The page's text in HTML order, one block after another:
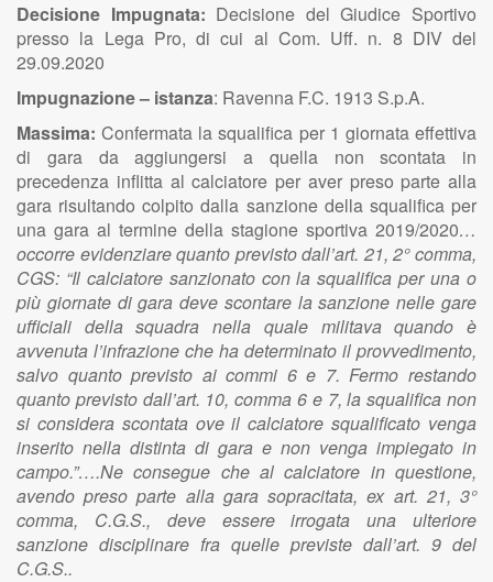
Decisione Impugnata: Decisione del Giudice Sportivo
presso la Lega Pro, di cui al Com. Uff. n. 8 DIV del
29.09.2020
Impugnazione – istanza: Ravenna F.C. 1913 S.p.A.
Massima:Confermata la squalifica per 1 giornata effettiva
di gara da aggiungersi a quella non scontata in
precedenza inflitta al calciatore per aver preso parte alla
gara risultando colpito dalla sanzione della squalifica per
una gara al termine della stagione sportiva 2019/2020…
occorre evidenziare quanto previsto dall’art. 21, 2° comma,
CGS: “Il calciatore sanzionato con la squalifica per una o
più giornate di gara deve scontare la sanzione nelle gare
ufficiali della squadra nella quale militava quando è
avvenuta l’infrazione che ha determinato il provvedimento,
salvo quanto previsto ai commi 6 e 7. Fermo restando
quanto previsto dall’art. 10, comma 6 e 7, la squalifica non
si considera scontata ove il calciatore squalificato venga
inserito nella distinta di gara e non venga impiegato in
campo.”….Ne consegue che al calciatore in questione,
avendo preso parte alla gara sopracitata, ex art. 21, 3°
comma, C.G.S., deve essere irrogata una ulteriore
sanzione disciplinare fra quelle previste dall’art. 9 del
C.G.S..